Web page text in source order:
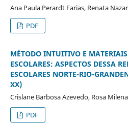
Ana Paula Perardt Farias, Renata
PDF
MÉTODO INTUITIVO E
ESCOLARES: ASPECTOS DESSA
ESCOLARES NORTE-RIO-
XX)
Crislane Barbosa Azevedo, Rosa
PDF